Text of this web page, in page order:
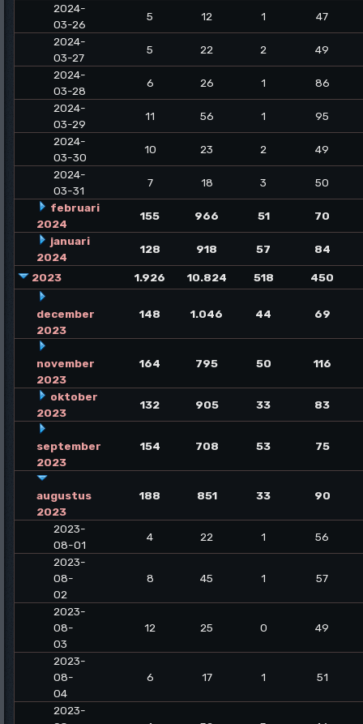
2024-
03-26
5 12 1
47
2024-
03-27
5 22 2
49
2024-
03-28
6 26 1
86
2024-
03-29
11 56 1
95
2024-
03-30
10 23 2
49
2024-
03-31
7 18 3
50
februari
2024
155 966 51
70
januari
2024
128 918 57 84
2023 1.926 10.824 518 450
december
2023
148 1.046 44 69
november
2023
164 795 50 116
oktober
2023
132 905 33 83
september
2023
154 708 53 75
augustus
2023
188 851 33 90
2023-
08-01
4 22 1
56
2023-
08-
02
8 45 1 57
2023-
08-
03
12 25 0 49
2023-
08-
04
6 17 1 51
2023-